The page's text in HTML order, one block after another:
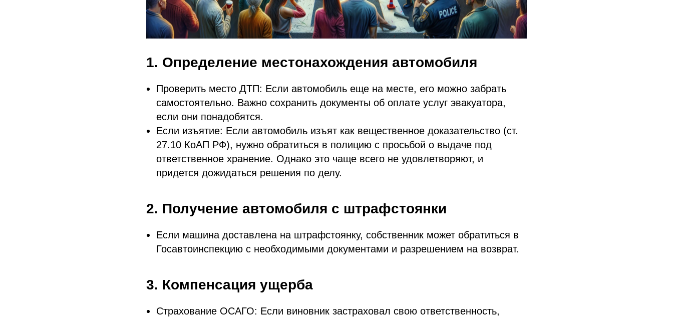
1. Определение местонахождения автомобиля
Проверить место ДТП: Если автомобиль еще на месте, его можно забрать
самостоятельно. Важно сохранить документы об оплате услуг эвакуатора,
если они понадобятся.
Если изъятие: Если автомобиль изъят как вещественное доказательство (ст.
27.10 КоАП РФ), нужно обратиться в полицию с просьбой о выдаче под
ответственное хранение. Однако это чаще всего не удовлетворяют, и
придется дожидаться решения по делу.
2. Получение автомобиля с штрафстоянки
Если машина доставлена на штрафстоянку, собственник может обратиться в
Госавтоинспекцию с необходимыми документами и разрешением на возврат.
3. Компенсация ущерба
Страхование ОСАГО: Если виновник застраховал свою ответственность,